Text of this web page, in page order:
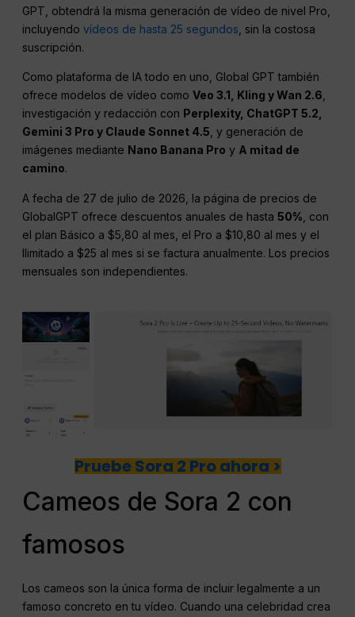
GPT, obtendrá la misma generación de vídeo de nivel Pro,
incluyendovídeos de hasta 25 segundos , sin la costosa
suscripción.
Como plataforma de IA todo en uno, Global GPT también
ofrece modelos de vídeo comoVeo 3.1, Kling y Wan 2.6
investigación y redacción con Perplexity, ChatGPT 5.2,
Gemini 3 Pro y Claude Sonnet 4.5 , y generación de
imágenes mediante Nano Banana Pro y A mitad de
camino.
A fecha de 27 de julio de 2026, la página de precios de
GlobalGPT ofrece descuentos anuales de hasta50% , con
el plan Básico a $5,80 al mes, el Pro a $10,80 al mes y el
Ilimitado a $25 al mes si se factura anualmente. Los precios
mensuales son independientes.
Pruebe Sora 2 Pro ahora >
Cameos de Sora 2 con
famosos
Los cameos son la única forma de incluir legalmente a un
famoso concreto en tu vídeo. Cuando una celebridad crea